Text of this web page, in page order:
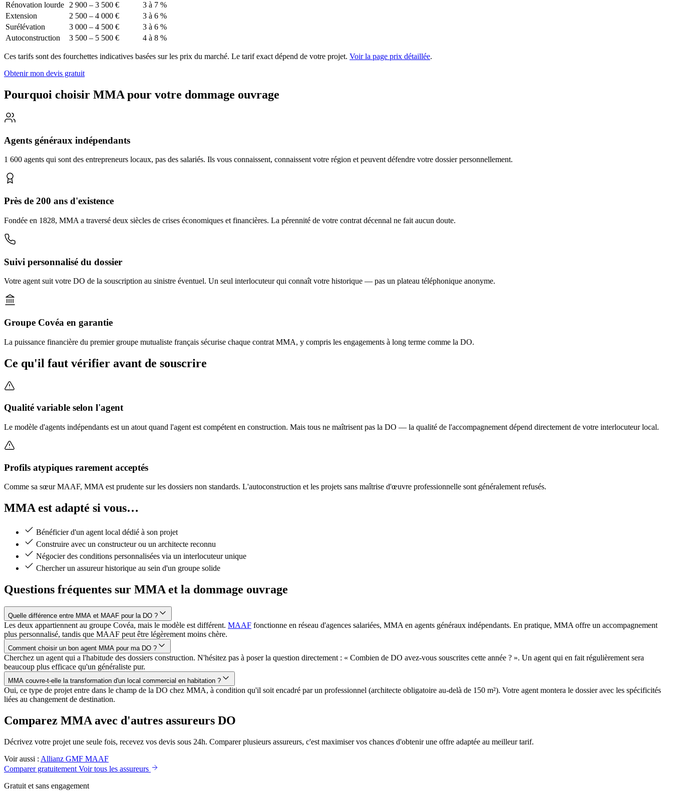
Rénovation lourde
2 900 – 3 500 €
3 à 7 %
Extension
2 500 – 4 000 €
3 à 6 %
Surélévation
3 000 – 4 500 €
3 à 6 %
Autoconstruction
3 500 – 5 500 € 4 à 8 %
Ces tarifs sont des fourchettes indicatives basées sur les prix du marché. Le tarif exact dépend de votre projet. Voir la page prix détaillée.
Obtenir mon devis gratuit
Pourquoi choisir MMA pour votre dommage ouvrage
Agents généraux indépendants
1 600 agents qui sont des entrepreneurs locaux, pas des salariés. Ils vous connaissent, connaissent votre région et peuvent défendre votre dossier personnellement.
Près de 200 ans d'existence
Fondée en 1828, MMA a traversé deux siècles de crises économiques et financières. La pérennité de votre contrat décennal ne fait aucun doute.
Suivi personnalisé du dossier
Votre agent suit votre DO de la souscription au sinistre éventuel. Un seul interlocuteur qui connaît votre historique — pas un plateau téléphonique anonyme.
Groupe Covéa en garantie
La puissance financière du premier groupe mutualiste français sécurise chaque contrat MMA, y compris les engagements à long terme comme la DO.
Ce qu'il faut vérifier avant de souscrire
Qualité variable selon l'agent
Le modèle d'agents indépendants est un atout quand l'agent est compétent en construction. Mais tous ne maîtrisent pas la DO — la qualité de l'accompagnement dépend directement de votre interlocuteur local.
Profils atypiques rarement acceptés
Comme sa sœur MAAF, MMA est prudente sur les dossiers non standards. L'autoconstruction et les projets sans maîtrise d'œuvre professionnelle sont généralement refusés.
MMA est adapté si vous…
Bénéficier d'un agent local dédié à son projet
Construire avec un constructeur ou un architecte reconnu
Négocier des conditions personnalisées via un interlocuteur unique
Chercher un assureur historique au sein d'un groupe solide
Questions fréquentes sur MMA et la dommage ouvrage
Quelle différence entre MMA et MAAF pour la DO ?
Les deux appartiennent au groupe Covéa, mais le modèle est différent. MAAF fonctionne en réseau d'agences salariées, MMA en agents généraux indépendants. En pratique, MMA offre un accompagnement
plus personnalisé, tandis que MAAF peut être légèrement moins chère.
Comment choisir un bon agent MMA pour ma DO ?
Cherchez un agent qui a l'habitude des dossiers construction. N'hésitez pas à poser la question directement : « Combien de DO avez-vous souscrites cette année ? ». Un agent qui en fait régulièrement sera
beaucoup plus efficace qu'un généraliste pur.
MMA couvre-t-elle la transformation d'un local commercial en habitation ?
Oui, ce type de projet entre dans le champ de la DO chez MMA, à condition qu'il soit encadré par un professionnel (architecte obligatoire au-delà de 150 m²). Votre agent montera le dossier avec les spécificités
liées au changement de destination.
Comparez MMA avec d'autres assureurs DO
Décrivez votre projet une seule fois, recevez vos devis sous 24h. Comparer plusieurs assureurs, c'est maximiser vos chances d'obtenir une offre adaptée au meilleur tarif.
Voir aussi : Allianz GMF MAAF
Comparer gratuitement Voir tous les assureurs
Gratuit et sans engagement